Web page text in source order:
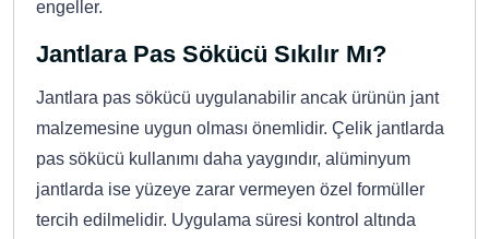
engeller.
Jantlara Pas Sökücü Sıkılır Mı?
Jantlara pas sökücü uygulanabilir ancak ürünün jant
malzemesine uygun olması önemlidir. Çelik jantlarda
pas sökücü kullanımı daha yaygındır, alüminyum
jantlarda ise yüzeye zarar vermeyen özel formüller
tercih edilmelidir. Uygulama süresi kontrol altında